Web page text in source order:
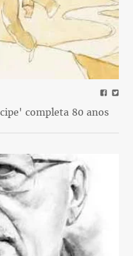
completa 80 anos